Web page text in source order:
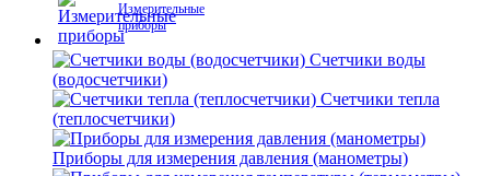
Измерительные
приборы
Счетчики воды
(водосчетчики)
Счетчики тепла
(теплосчетчики)
Приборы для измерения давления (манометры)